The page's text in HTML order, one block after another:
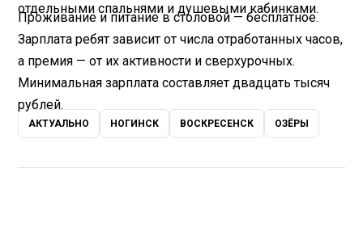
отдельными спальнями и душевыми кабинками.
Проживание и питание в столовой — бесплатное.
Зарплата ребят зависит от числа отработанных часов,
а премия — от их активности и сверхурочных.
Минимальная зарплата составляет двадцать тысяч
рублей.
АКТУАЛЬНО НОГИНСК ВОСКРЕСЕНСК ОЗЁРЫ